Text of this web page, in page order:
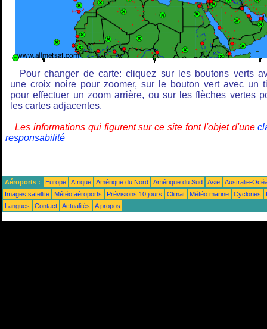
Pour changer de carte: cliquez sur les boutons verts
une croix noire pour zoomer, sur le bouton vert avec un
pour effectuer un zoom arrière, ou sur les flèches vertes
les cartes adjacentes.
Les informations qui figurent sur ce site font l'objet d'une
responsabilité
Aéroports : Europe Afrique Amérique du Nord Amérique du Sud Asie
Australie-
Images satellite
Météo aéroports Prévisions 10 jours Climat Météo marine Cyclones
Langues
Contact Actualités A propos